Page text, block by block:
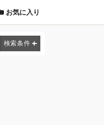
お気に入り